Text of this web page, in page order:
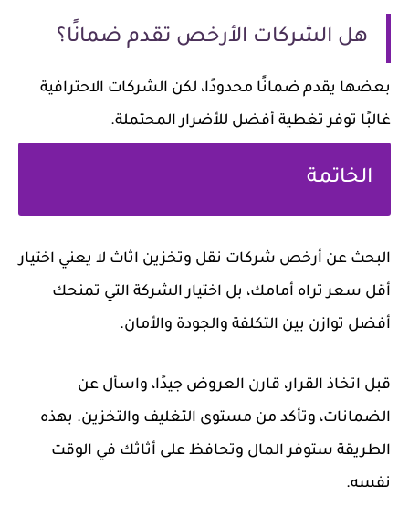
هل الشركات الأرخص تقدم ضمانًا؟
بعضها يقدم ضمانًا محدودًا، لكن الشركات الاحترافية
غالبًا توفر تغطية أفضل للأضرار المحتملة.
الخاتمة
البحث عن أرخص شركات نقل وتخزين اثاث لا يعني اختيار
أقل سعر تراه أمامك، بل اختيار الشركة التي تمنحك
أفضل توازن بين التكلفة والجودة والأمان.
قبل اتخاذ القرار، قارن العروض جيدًا، واسأل عن
الضمانات، وتأكد من مستوى التغليف والتخزين. بهذه
الطريقة ستوفر المال وتحافظ على أثاثك في الوقت
نفسه.